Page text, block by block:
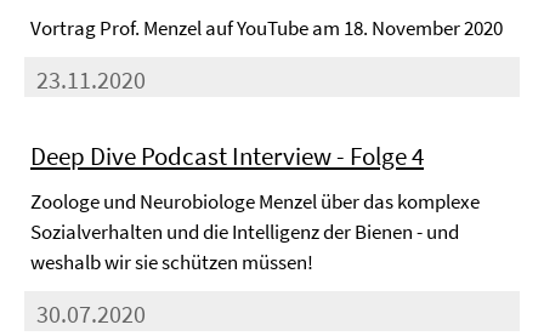
Vortrag Prof. Menzel auf YouTube am 18. November 2020
23.11.2020
Deep Dive Podcast Interview - Folge 4
Zoologe und Neurobiologe Menzel über das komplexe
Sozialverhalten und die Intelligenz der Bienen - und
weshalb wir sie schützen müssen!
30.07.2020